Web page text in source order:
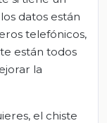
datos están
telefónicos,
están todos
la
el chiste